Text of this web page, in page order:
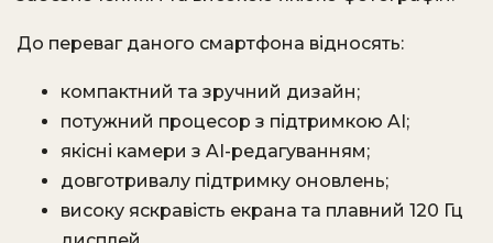
До переваг даного смартфона відносять:
компактний та зручний дизайн;
потужний процесор з підтримкою AI;
якісні камери з AI-редагуванням;
довготривалу підтримку оновлень;
високу яскравість екрана та плавний 120 Гц